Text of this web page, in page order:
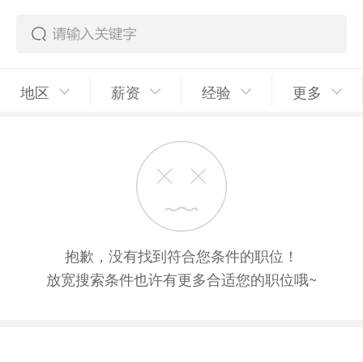
地区 薪资 经验 更多
抱歉，没有找到符合您条件的职位！
放宽搜索条件也许有更多合适您的职位哦~